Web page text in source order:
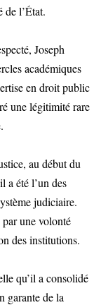
de l’État.
Joseph
académiques
en droit public
une légitimité rare
au début du
a été l’un des
judiciaire.
par une volonté
des institutions.
qu’il a consolidé
garante de la